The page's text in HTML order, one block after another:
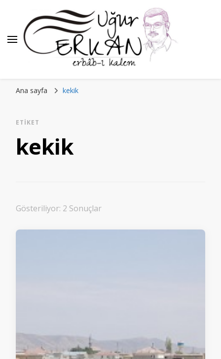
Ana sayfa kekik
ETIKET
kekik
Gösteriliyor: 2 Sonuçlar